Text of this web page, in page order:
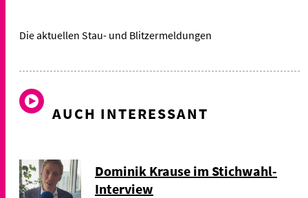
Die aktuellen Stau- und Blitzermeldungen
AUCH INTERESSANT
Dominik Krause im Stichwahl-
Interview